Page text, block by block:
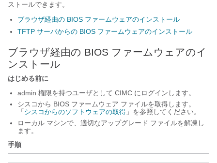
ストールできます。
ブラウザ経由の BIOS ファームウェアのインストール
TFTP サーバからの BIOS ファームウェアのインストール
ブラウザ経由の BIOS ファームウェアのイ
ンストール
はじめる前に
admin 権限を持つユーザとして CIMC にログインします。
シスコから BIOS ファームウェア ファイルを取得します。
「 シスコからのソフトウェアの取得 」を参照してください。
ローカル マシンで、適切なアップグレード ファイルを解凍し
ます。
手順